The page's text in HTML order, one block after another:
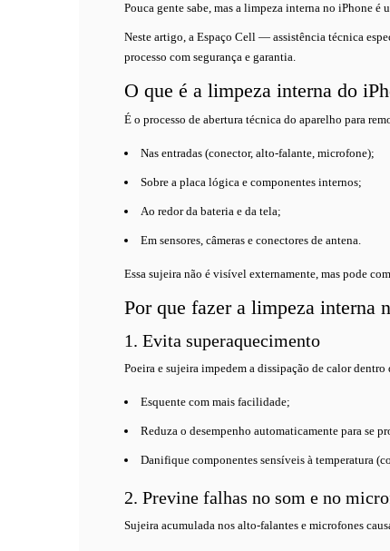
Pouca gente sabe, mas a limpeza interna no iPhone
Neste artigo, a Espaço Cell — assistência técnica
processo com segurança e garantia.
O que é a limpeza interna do
É o processo de abertura técnica do aparelho para
Nas entradas (conector, alto-falante, microfone);
Sobre a placa lógica e componentes internos;
Ao redor da bateria e da tela;
Em sensores, câmeras e conectores de antena.
Essa sujeira não é visível externamente, mas pode
Por que fazer a limpeza interna
1. Evita superaquecimento
Poeira e sujeira impedem a dissipação de calor
Esquente com mais facilidade;
Reduza o desempenho automaticamente para se
Danifique componentes sensíveis à temperatura
2. Previne falhas no som e no
Sujeira acumulada nos alto-falantes e microfones